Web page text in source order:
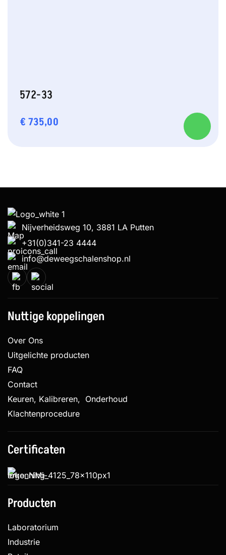
572-33
€ 735,00
Nijverheidsweg 10, 3881 LA Putten
+31(0)341-23 4444
info@deweegschalenshop.nl
Nuttige koppelingen
Over Ons
Uitgelichte producten
FAQ
Contact
Keuren, Kalibreren, Onderhoud
Klachtenprocedure
Certificaten
Producten
Laboratorium
Industrie